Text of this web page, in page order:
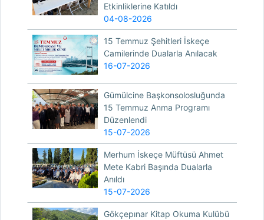
Etkinliklerine Katıldı
04-08-2026
15 Temmuz Şehitleri İskeçe
Camilerinde Dualarla Anılacak
16-07-2026
Gümülcine Başkonsolosluğunda
15 Temmuz Anma Programı
Düzenlendi
15-07-2026
Merhum İskeçe Müftüsü Ahmet
Mete Kabri Başında Dualarla
Anıldı
15-07-2026
Gökçepınar Kitap Okuma Kulübü